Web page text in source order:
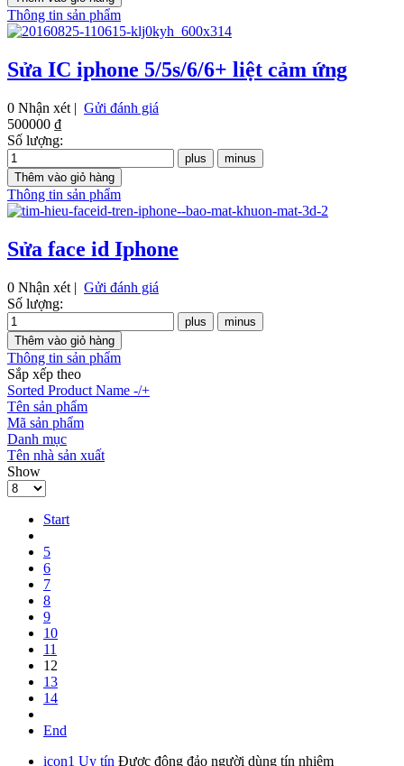
Thông tin sản phẩm
Sửa IC iphone 5/5s/6/6+ liệt cảm ứng
0 Nhận xét | Gửi đánh giá
500000 ₫
Số lượng:
Thông tin sản phẩm
Sửa face id Iphone
0 Nhận xét | Gửi đánh giá
Số lượng:
Thông tin sản phẩm
Sắp xếp theo
Sorted Product Name -/+
Tên sản phẩm
Mã sản phẩm
Danh mục
Tên nhà sản xuất
Show
Start
5
6
7
8
9
10
11
12
13
14
End
icon1 Uy tín Được đông đảo người dùng tín nhiệm